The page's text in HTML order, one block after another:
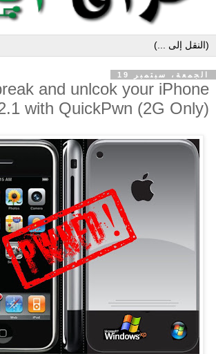
الجمعة، سبتمبر 19
and unlcok your iPhone
with QuickPwn (2G Only)